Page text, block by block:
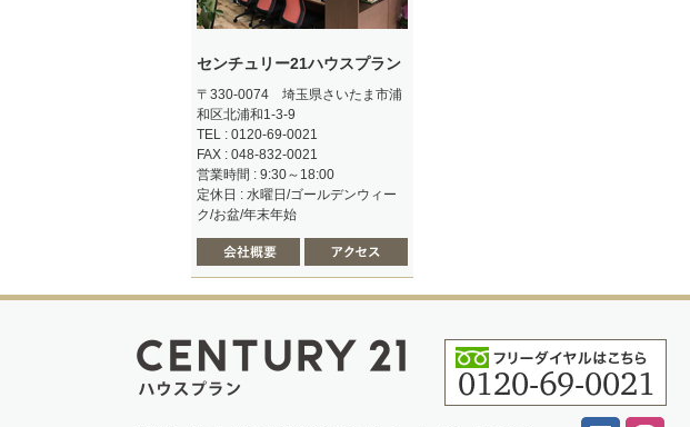
センチュリー21ハウスプラン
〒330-0074 埼玉県さいたま市浦
和区北浦和1-3-9
TEL : 0120-69-0021
FAX : 048-832-0021
営業時間 : 9:30～18:00
定休日 : 水曜日/ゴールデンウィー
ク/お盆/年末年始